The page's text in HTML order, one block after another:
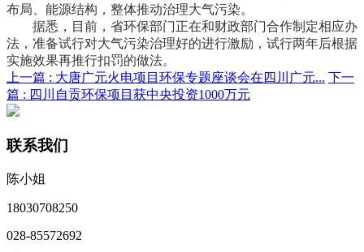
布局、能源结构，整体推动治理大气污染。
据悉，目前，省环保部门正在和财政部门合作制定相应办
法，准备试行对大气污染治理好的进行激励，试行两年后根据
实施效果再推行扣罚的做法。
上一篇 : 大唐广元火电项目环保专题座谈会在四川广元... 下一
篇 : 四川自贡环保项目获中央投资1000万元
联系我们
陈小姐
18030708250
028-85572692